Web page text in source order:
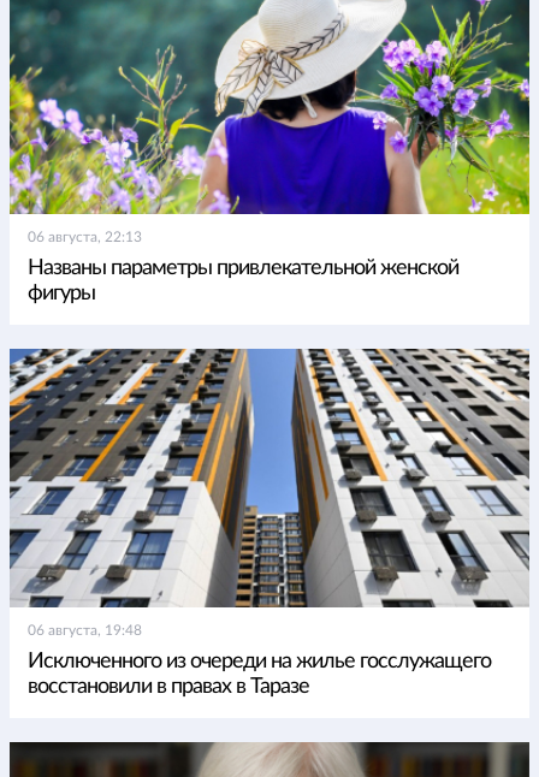
06 августа, 22:13
Названы параметры привлекательной женской
фигуры
06 августа, 19:48
Исключенного из очереди на жилье госслужащего
восстановили в правах в Таразе